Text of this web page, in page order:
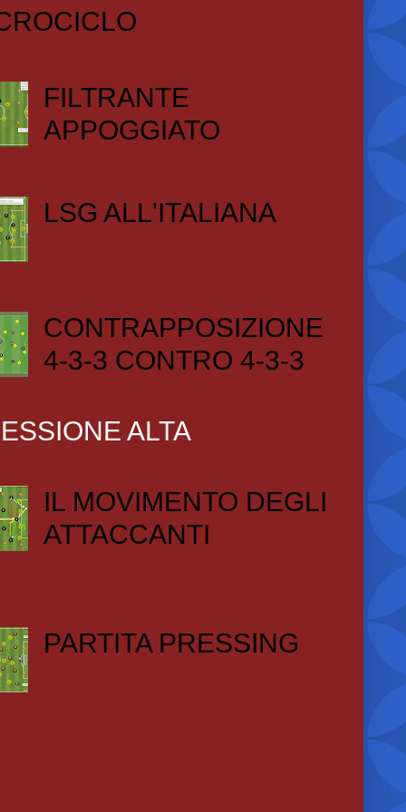
FILTRANTE
APPOGGIATO
LSG ALL'ITALIANA
CONTRAPPOSIZIONE
4-3-3 CONTRO 4-3-3
ALTA
IL MOVIMENTO DEGLI
ATTACCANTI
PARTITA PRESSING